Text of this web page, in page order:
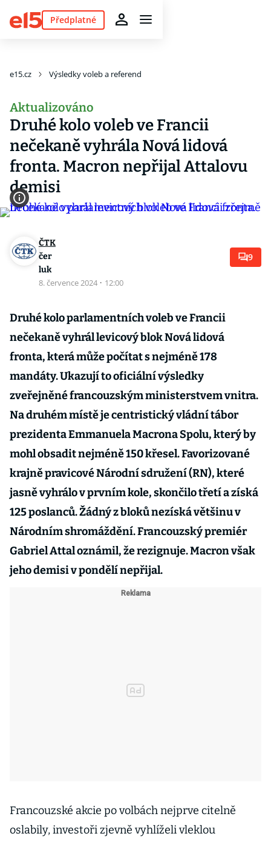
Předplatné
e15.cz Výsledky voleb a referend
Aktualizováno
Druhé kolo voleb ve Francii
nečekaně vyhrála Nová lidová
fronta. Macron nepřijal Attalovu
demisi
ČTK
čer
luk
8. července 2024 · 12:00
9
Druhé kolo parlamentních voleb ve Francii
nečekaně vyhrál levicový blok Nová lidová
fronta, která může počítat s nejméně 178
mandáty. Ukazují to oficiální výsledky
zveřejněné francouzským ministerstvem vnitra.
Na druhém místě je centristický vládní tábor
prezidenta Emmanuela Macrona Spolu, který by
mohl obsadit nejméně 150 křesel. Favorizované
krajně pravicové Národní sdružení (RN), které
jasně vyhrálo v prvním kole, skončilo třetí a získá
125 poslanců. Žádný z bloků nezíská většinu v
Národním shromáždění. Francouzský premiér
Gabriel Attal oznámil, že rezignuje. Macron však
jeho demisi v pondělí nepřijal.
Francouzské akcie po volbách nejprve citelně
oslabily, investoři zjevně vyhlíželi vleklou